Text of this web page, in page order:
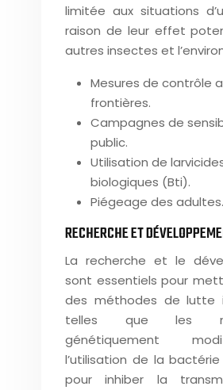
limitée aux situations
raison de leur effet
autres insectes et
Mesures de contrôle
frontières.
Campagnes de
public.
Utilisation de
biologiques (Bti).
Piégeage des adultes.
RECHERCHE ET
La recherche et le
sont essentiels pour
des méthodes de lutte
telles que les
génétiquement
l’utilisation de la bactérie
pour inhiber la